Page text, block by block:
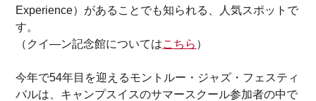
Experience）があることでも知られる、人気スポットで
す。
（クイ―ン記念館についてはこちら ）
今年で54年目を迎えるモントルー・ジャズ・フェスティ
バルは、キャンプスイスのサマースクール参加者の中で